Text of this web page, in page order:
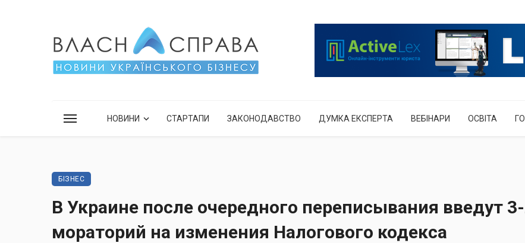
НОВИНИ СТАРТАПИ ЗАКОНОДАВСТВО ДУМКА ЕКСПЕРТА ВЕБІНАРИ ОСВІТА
БІЗНЕС
В Украине после очередного переписывания введут
мораторий на изменения Налогового кодекса